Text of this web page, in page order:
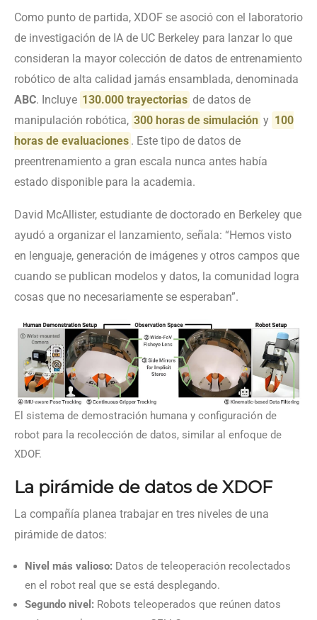
Como punto de partida, XDOF se asoció con el laboratorio
de investigación de IA de UC Berkeley para lanzar lo que
consideran la mayor colección de datos de entrenamiento
robótico de alta calidad jamás ensamblada, denominada
ABC. Incluye 130.000 trayectorias de datos de
manipulación robótica, 300 horas de simulación y 100
horas de evaluaciones . Este tipo de datos de
preentrenamiento a gran escala nunca antes había
estado disponible para la academia.
David McAllister, estudiante de doctorado en Berkeley que
ayudó a organizar el lanzamiento, señala: “Hemos visto
en lenguaje, generación de imágenes y otros campos que
cuando se publican modelos y datos, la comunidad logra
cosas que no necesariamente se esperaban”.
El sistema de demostración humana y configuración de
robot para la recolección de datos, similar al enfoque de
XDOF.
La pirámide de datos de XDOF
La compañía planea trabajar en tres niveles de una
pirámide de datos:
Nivel más valioso: Datos de teleoperación recolectados
en el robot real que se está desplegando.
Segundo nivel: Robots teleoperados que reúnen datos